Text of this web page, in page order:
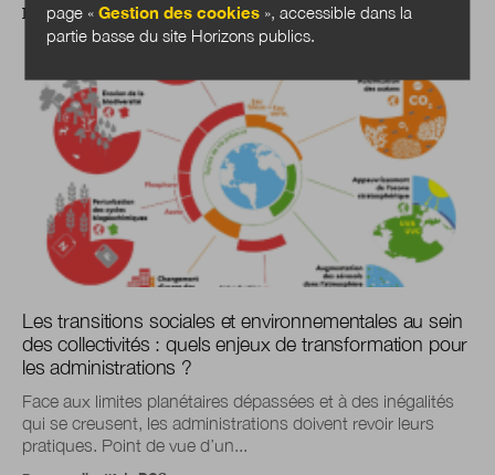
DOSSIER
Les transitions sociales et environnementales au sein
des collectivités : quels enjeux de transformation pour
les administrations ?
Face aux limites planétaires dépassées et à des inégalités
qui se creusent, les administrations doivent revoir leurs
pratiques. Point de vue d’un...
page «Gestion des cookies », accessible dans la
partie basse du site Horizons publics.